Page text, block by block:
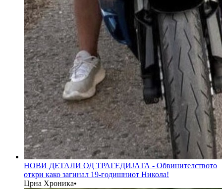
НОВИ ДЕТАЛИ ОД ТРАГЕДИЈАТА - Обвинителството
откри како загинал 19-годишниот Никола!
Црна Хроника•